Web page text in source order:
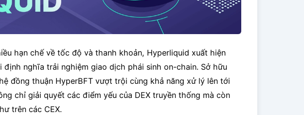
hạn chế về tốc độ và thanh khoản, Hyperliquid xuất hiện
nghĩa trải nghiệm giao dịch phái sinh on-chain. Sở hữu
đồng thuận HyperBFT vượt trội cùng khả năng xử lý lên tới
chỉ giải quyết các điểm yếu của DEX truyền thống mà còn
trên các CEX.